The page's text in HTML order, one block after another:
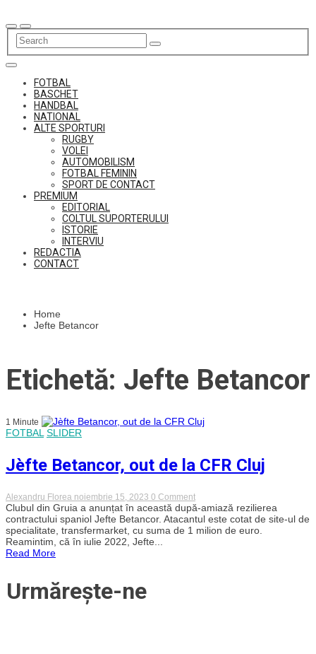
to
content
FOTBAL
BASCHET
HANDBAL
NATIONAL
ALTE SPORTURI
RUGBY
VOLEI
AUTOMOBILISM
FOTBAL FEMININ
SPORT DE CONTACT
PREMIUM
EDITORIAL
COLTUL SUPORTERULUI
ISTORIE
INTERVIU
REDACTIA
CONTACT
Home
Jefte Betancor
Etichetă: Jefte Betancor
1 Minute
FOTBAL SLIDER
Jèfte Betancor, out de la CFR Cluj
Alexandru Florea noiembrie 15, 2023 0 Commenton
Jèfte
Betancor,
out
de
Clubul din Gruia a anunțat în această după-amiază rezilierea
contractului spaniol Jefte Betancor. Atacantul este cotat de site-ul de
specialitate, transfermarket, cu suma de 1 milion de euro.
Reamintim, că în iulie 2022, Jefte...
Read More
Urmărește-ne